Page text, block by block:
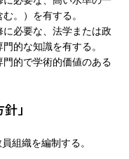
。）を有する。
必要な、法学または政
的な知識を有する。
的で学術的価値のある
」
組織を編制する。